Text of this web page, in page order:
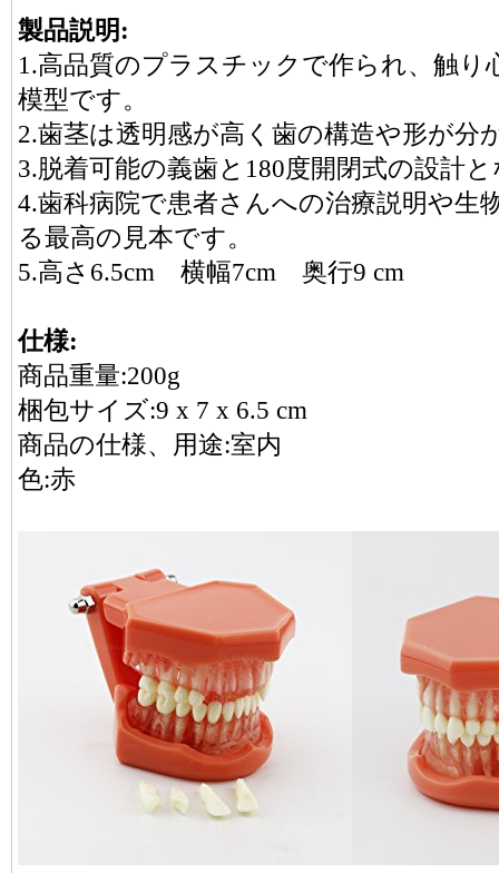
製品説明:
1.高品質のプラスチックで作られ、触
模型です。
2.歯茎は透明感が高く歯の構造や形が分
3.脱着可能の義歯と180度開閉式の設計
4.歯科病院で患者さんへの治療説明や生
る最高の見本です。
5.高さ6.5cm 横幅7cm 奥行9 cm
仕様:
商品重量:200g
梱包サイズ:9 x 7 x 6.5 cm
商品の仕様、用途:室内
色:赤